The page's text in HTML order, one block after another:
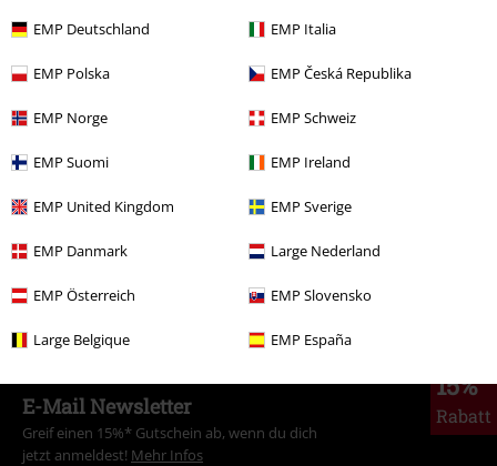
EMP Deutschland EMP Italia
EMP Polska EMP Česká Republika
EMP Norge EMP Schweiz
EMP Suomi EMP Ireland
EMP United Kingdom EMP Sverige
EMP Danmark Large Nederland
EMP Österreich EMP Slovensko
Large Belgique EMP España
Mehr Kategorien. Mehr Möglichkeiten.
Sale % Medien
Band Merch Top Bands Mercyful Fate
Band Merch Medien
Band Merch Genre
15%
Rabatt
E-Mail Newsletter
Greif einen 15%* Gutschein ab, wenn du dich
jetzt anmeldest! Mehr Infos